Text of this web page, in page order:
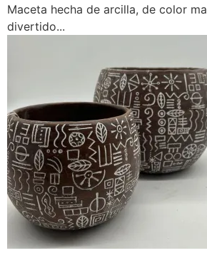
Maceta hecha de arcilla, de color
divertido...